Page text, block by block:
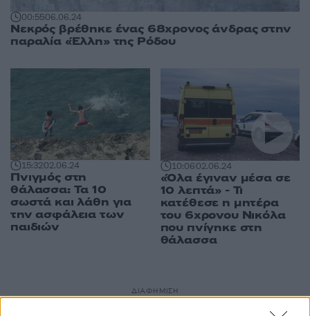
00:5506.06.24
Νεκρός βρέθηκε ένας 68χρονος άνδρας στην
παραλία «Έλλη» της Ρόδου
15:3202.06.24
Πνιγμός στη
θάλασσα: Τα 10
σωστά και λάθη για
την ασφάλεια των
παιδιών
10:0602.06.24
«Όλα έγιναν μέσα σε
10 λεπτά» - Τι
κατέθεσε η μητέρα
του 6χρονου Νικόλα
που πνίγηκε στη
θάλασσα
ΔΙΑΦΗΜΙΣΗ